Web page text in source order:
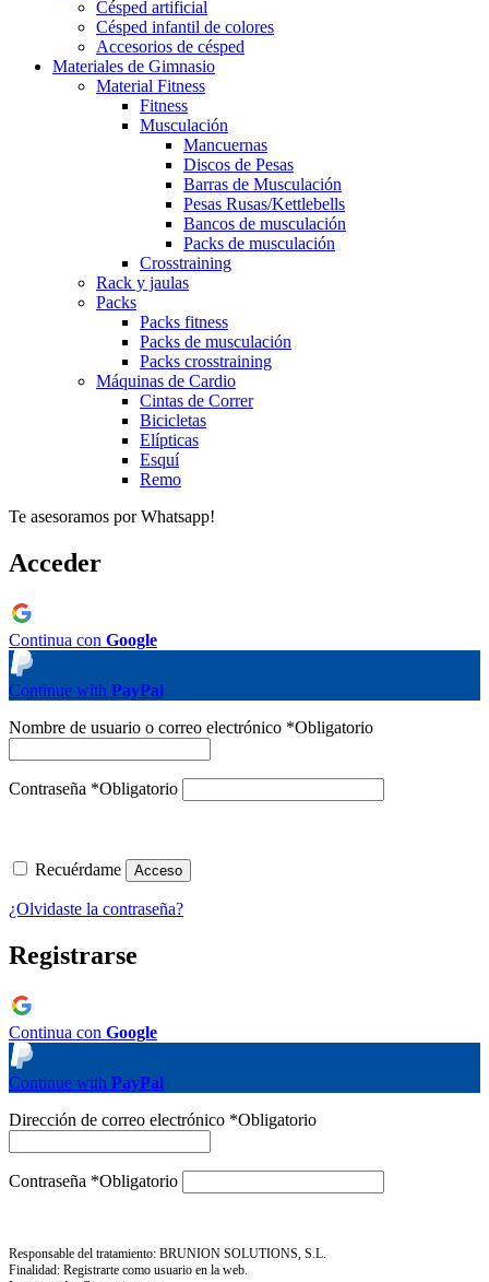
Césped artificial
Césped infantil de colores
Accesorios de césped
Materiales de Gimnasio
Material Fitness
Fitness
Musculación
Mancuernas
Discos de Pesas
Barras de Musculación
Pesas Rusas/Kettlebells
Bancos de musculación
Packs de musculación
Crosstraining
Rack y jaulas
Packs
Packs fitness
Packs de musculación
Packs crosstraining
Máquinas de Cardio
Cintas de Correr
Bicicletas
Elípticas
Esquí
Remo
Te asesoramos por Whatsapp!
Acceder
Continua con Google
Continue with PayPal
Nombre de usuario o correo electrónico *Obligatorio
Contraseña *Obligatorio
Recuérdame Acceso
¿Olvidaste la contraseña?
Registrarse
Continua con Google
Continue with PayPal
Dirección de correo electrónico *Obligatorio
Contraseña *Obligatorio
Responsable del tratamiento: BRUNION SOLUTIONS, S.L.
Finalidad: Registrarte como usuario en la web.